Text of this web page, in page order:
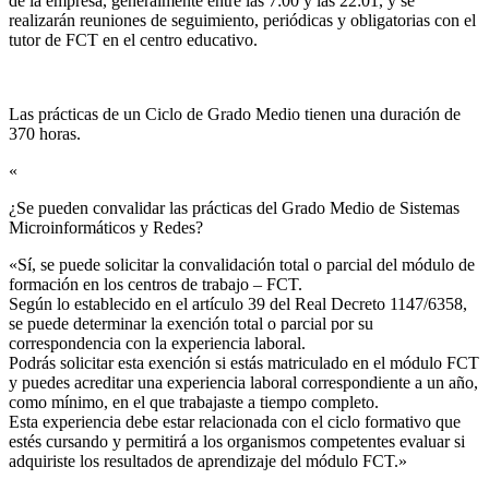
realizarán reuniones de seguimiento, periódicas y obligatorias con el
tutor de FCT en el centro educativo.
Las prácticas de un Ciclo de Grado Medio tienen una duración de
370 horas.
«
¿Se pueden convalidar las prácticas del Grado Medio de Sistemas
Microinformáticos y Redes?​
«Sí, se puede solicitar la convalidación total o parcial del módulo de
formación en los centros de trabajo – FCT.
Según lo establecido en el artículo 39 del Real Decreto 1147/6358,
se puede determinar la exención total o parcial por su
correspondencia con la experiencia laboral.
Podrás solicitar esta exención si estás matriculado en el módulo FCT
y puedes acreditar una experiencia laboral correspondiente a un año,
como mínimo, en el que trabajaste a tiempo completo.
Esta experiencia debe estar relacionada con el ciclo formativo que
estés cursando y permitirá a los organismos competentes evaluar si
adquiriste los resultados de aprendizaje del módulo FCT.»